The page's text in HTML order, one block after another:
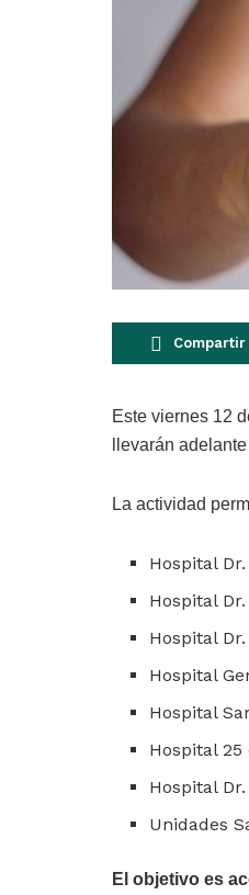
Compartir
Este viernes 12
llevarán
La actividad
Hospital
Hospital
Hospital
Hospital
Hospital
Hospital 25
Hospital
Unidades
El objetivo es